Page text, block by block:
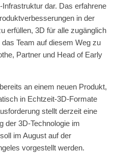
dar. Das erfahrene
in der
erfüllen, 3D für alle zugänglich
Team auf diesem Weg zu
Partner und Head of Early
an einem neuen Produkt,
in Echtzeit-3D-Formate
stellt derzeit eine
der 3D-Technologie im
im August auf der
vorgestellt werden.